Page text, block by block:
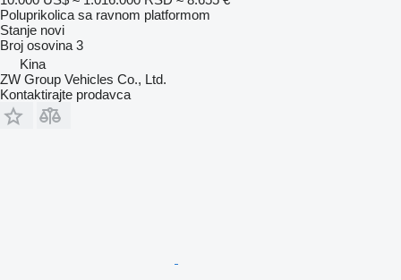
Poluprikolica sa ravnom platformom
Stanje novi
Broj osovina 3
Kina
ZW Group Vehicles Co., Ltd.
Kontaktirajte prodavca